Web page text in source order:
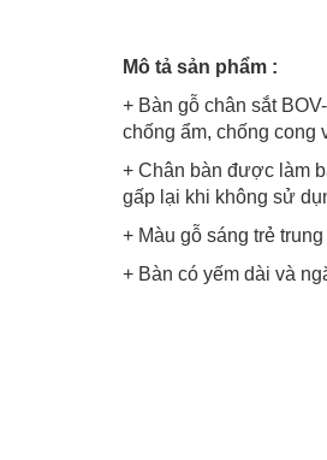
Mô tả sản phẩm :
+ Bàn gỗ chân sắt
chống ẩm, chống cong
+ Chân bàn được làm
gấp lại khi không sử
+ Màu gỗ sáng trẻ
+ Bàn có yếm dài và